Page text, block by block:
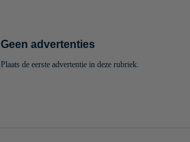
Geen advertenties
Plaats de eerste advertentie in deze rubriek.